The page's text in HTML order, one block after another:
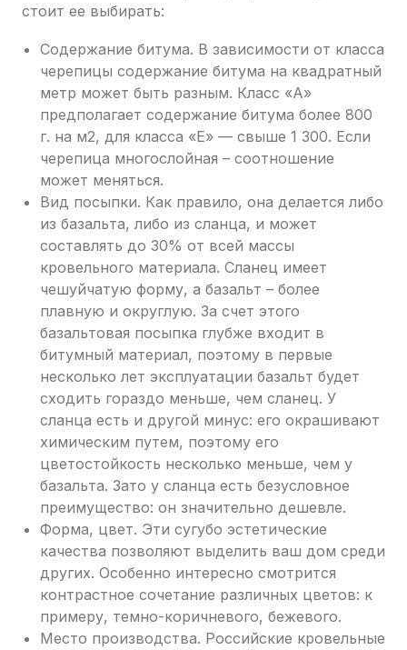
стоит ее выбирать:
Содержание битума. В зависимости от класса
черепицы содержание битума на квадратный
метр может быть разным. Класс «А»
предполагает содержание битума более 800
г. на м2, для класса «Е» — свыше 1 300. Если
черепица многослойная – соотношение
может меняться.
Вид посыпки. Как правило, она делается либо
из базальта, либо из сланца, и может
составлять до 30% от всей массы
кровельного материала. Сланец имеет
чешуйчатую форму, а базальт – более
плавную и округлую. За счет этого
базальтовая посыпка глубже входит в
битумный материал, поэтому в первые
несколько лет эксплуатации базальт будет
сходить гораздо меньше, чем сланец. У
сланца есть и другой минус: его окрашивают
химическим путем, поэтому его
цветостойкость несколько меньше, чем у
базальта. Зато у сланца есть безусловное
преимущество: он значительно дешевле.
Форма, цвет. Эти сугубо эстетические
качества позволяют выделить ваш дом среди
других. Особенно интересно смотрится
контрастное сочетание различных цветов: к
примеру, темно-коричневого, бежевого.
Место производства. Российские кровельные